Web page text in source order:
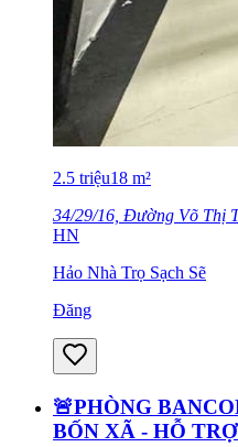
2.5 triệu18 m²
34/29/16, Đường Võ Thị
HN
Hảo Nhà Trọ Sạch Sẽ
Đăng
🚨PHÒNG
BỐN XÃ - HỖ